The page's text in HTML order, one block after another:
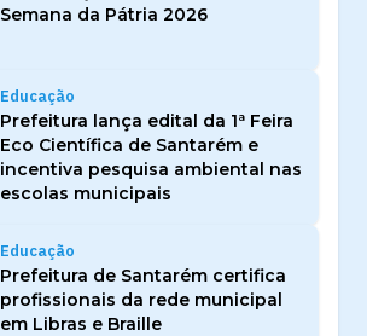
Semana da Pátria 2026
Educação
Prefeitura lança edital da 1ª Feira
Eco Científica de Santarém e
incentiva pesquisa ambiental nas
escolas municipais
Educação
Prefeitura de Santarém certifica
profissionais da rede municipal
em Libras e Braille